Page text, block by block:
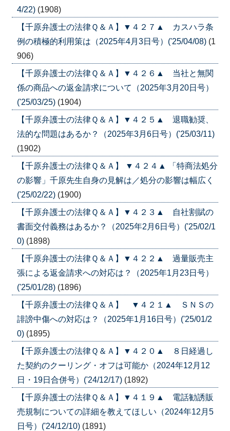
4/22) (1908)
【千原弁護士の法律Ｑ＆Ａ】▼４２７▲ カスハラ条
例の積極的利用策は（2025年4月3日号）('25/04/08) (1
906)
【千原弁護士の法律Ｑ＆Ａ】▼４２６▲ 当社と無関
係の商品への返金請求について（2025年3月20日号）
('25/03/25) (1904)
【千原弁護士の法律Ｑ＆Ａ】▼４２５▲ 退職勧奨、
法的な問題はあるか？（2025年3月6日号）('25/03/11)
(1902)
【千原弁護士の法律Ｑ＆Ａ】 ▼４２４▲ 「特商法処分
の影響」千原先生自身の見解は／処分の影響は幅広く
('25/02/22) (1900)
【千原弁護士の法律Ｑ＆Ａ】▼４２３▲ 自社割賦の
書面交付義務はあるか？（2025年2月6日号）('25/02/1
0) (1898)
【千原弁護士の法律Ｑ＆Ａ】▼４２２▲ 過量販売主
張による返金請求への対応は？（2025年1月23日号）
('25/01/28) (1896)
【千原弁護士の法律Ｑ＆Ａ】 ▼４２１▲ ＳＮＳの
誹謗中傷への対応は？（2025年1月16日号）('25/01/2
0) (1895)
【千原弁護士の法律Ｑ＆Ａ】▼４２０▲ ８日経過し
た契約のクーリング・オフは可能か（2024年12月12
日・19日合併号）('24/12/17) (1892)
【千原弁護士の法律Ｑ＆Ａ】▼４１９▲ 電話勧誘販
売規制についての詳細を教えてほしい（2024年12月5
日号）('24/12/10) (1891)